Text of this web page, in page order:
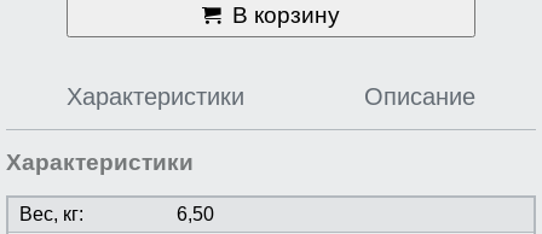
В корзину
Характеристики Описание
Характеристики
Вес, кг:
6,50